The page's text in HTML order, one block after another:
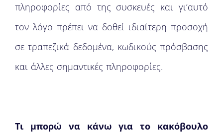
πληροφορίες από της συσκευές και γι’αυτό
τον λόγο πρέπει να δοθεί ιδιαίτερη προσοχή
σε τραπεζικά δεδομένα, κωδικούς πρόσβασης
και άλλες σημαντικές πληροφορίες.
Τι μπορώ να κάνω για το κακόβουλο